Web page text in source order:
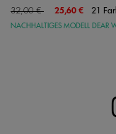
Price reduced from
32,00 €to 25,60 € 21
NACHHALTIGES MODELL DEAR